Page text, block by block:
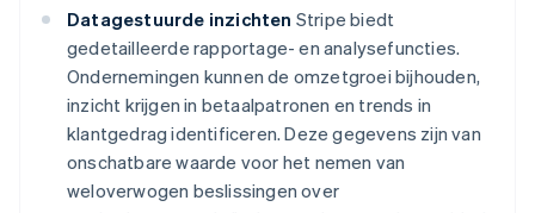
Datagestuurde inzichten Stripe biedt
gedetailleerde rapportage- en analysefuncties.
Ondernemingen kunnen de omzetgroei bijhouden,
inzicht krijgen in betaalpatronen en trends in
klantgedrag identificeren. Deze gegevens zijn van
onschatbare waarde voor het nemen van
weloverwogen beslissingen over